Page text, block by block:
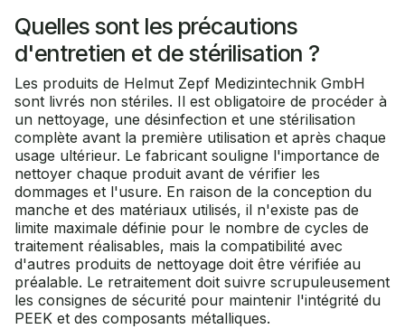
Quelles sont les précautions
d'entretien et de stérilisation ?
Les produits de Helmut Zepf Medizintechnik GmbH
sont livrés non stériles. Il est obligatoire de procéder à
un nettoyage, une désinfection et une stérilisation
complète avant la première utilisation et après chaque
usage ultérieur. Le fabricant souligne l'importance de
nettoyer chaque produit avant de vérifier les
dommages et l'usure. En raison de la conception du
manche et des matériaux utilisés, il n'existe pas de
limite maximale définie pour le nombre de cycles de
traitement réalisables, mais la compatibilité avec
d'autres produits de nettoyage doit être vérifiée au
préalable. Le retraitement doit suivre scrupuleusement
les consignes de sécurité pour maintenir l'intégrité du
PEEK et des composants métalliques.